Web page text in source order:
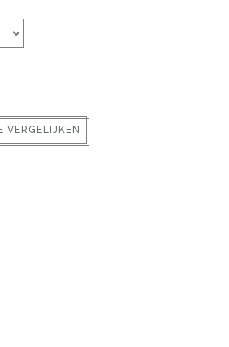
VERGELIJKEN